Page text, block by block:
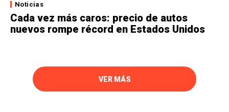
Noticias
Cada vez más caros: precio de autos
nuevos rompe récord en Estados Unidos
VER MÁS